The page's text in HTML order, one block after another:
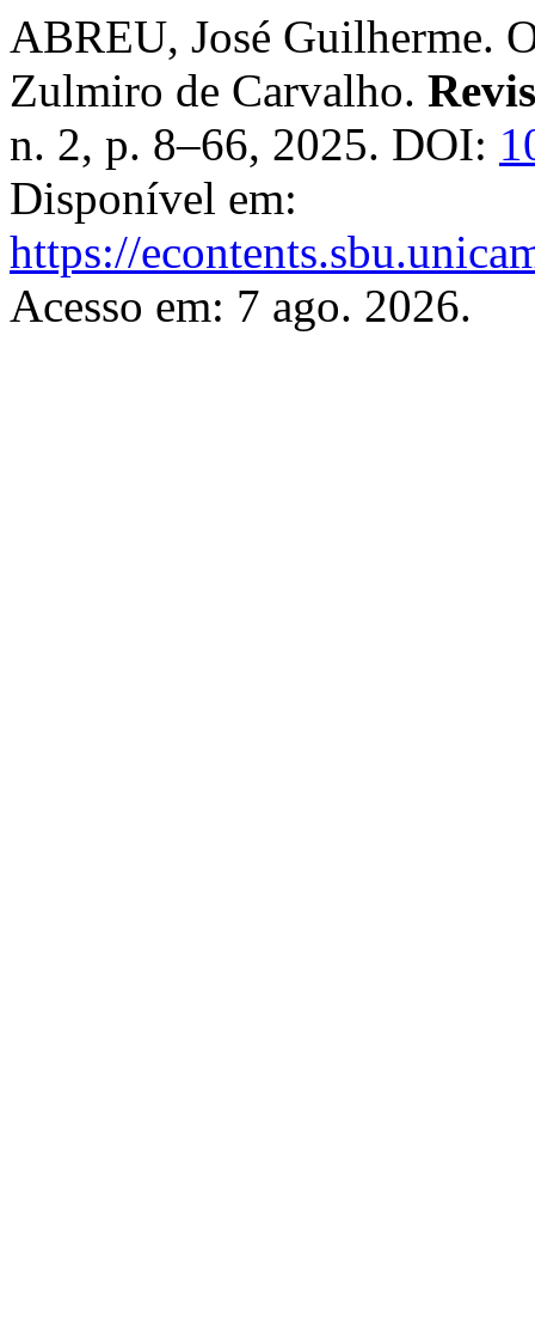
ABREU, José Guilherme.
Zulmiro de Carvalho.
n. 2, p. 8–66, 2025. DOI:
Disponível em:
https://
Acesso em: 7 ago. 2026.